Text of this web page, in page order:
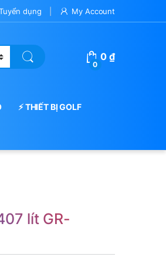
dụng My Account
0
0₫
⚡ THIẾT BỊ GOLF
lít GR-